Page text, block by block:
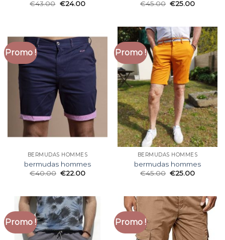
€43.00 €24.00
€45.00 €25.00
Promo !
BERMUDAS HOMMES
bermudas hommes
€40.00 €22.00
Promo !
BERMUDAS HOMMES
bermudas hommes
€45.00 €25.00
Promo ! Promo !